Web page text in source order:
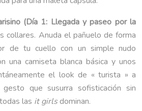
(Día 1: Llegada y paseo por la
collares. Anuda el pañuelo de forma
de tu cuello con un simple nudo
una camiseta blanca básica y unos
el look de « turista » a
que susurra sofisticación sin
las it girlsdominan.